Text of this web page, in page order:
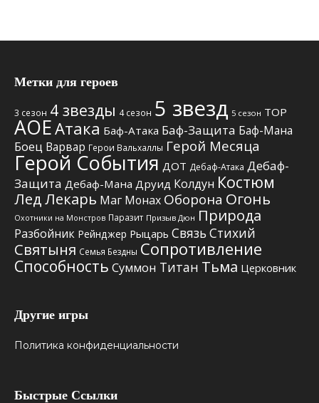
Метки для героев
3 сезон 4 звезды 4 сезон 5 звезд 5 сезон TOP
АОЕАтака Баф-Атака Баф-Защита Баф-Мана
Боец Варвар Герои Вальхаллы Герой Месяца
Герой События ДОТ Дебаф-Атака Дебаф-
Защита Дебаф-Мана Друид Колдун Костюм
ЛедЛекарь Маг Монах Оборона Огонь
Охотники на Монстров Паразит Призыв Дюн Природа
Разбойник Рейнджер Рыцарь Связь Стихий
Святыня Семья Бездны Сопротивление
Способность Суммон Титан Тьма Церковник
Другие игры
Политика конфиденциальности
Быстрые Ссылки